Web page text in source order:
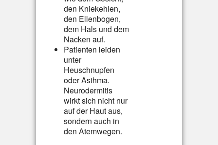
den Kniekehlen,
den Ellenbogen,
dem Hals und dem
Nacken auf.
Patienten leiden
unter
Heuschnupfen
oder Asthma.
Neurodermitis
wirkt sich nicht nur
auf der Haut aus,
sondern auch in
den Atemwegen.